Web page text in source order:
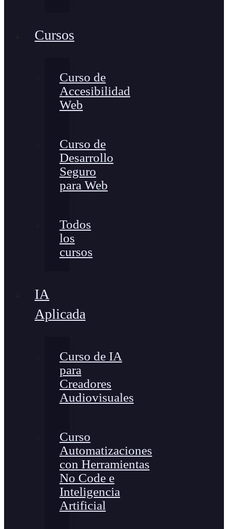
Cursos
Curso de
Accesibilidad
Web
Curso de
Desarrollo
Seguro
para Web
Todos
los
cursos
IA
Aplicada
Curso de IA
para
Creadores
Audiovisuales
Curso
Automatizaciones
con Herramientas
No Code e
Inteligencia
Artificial